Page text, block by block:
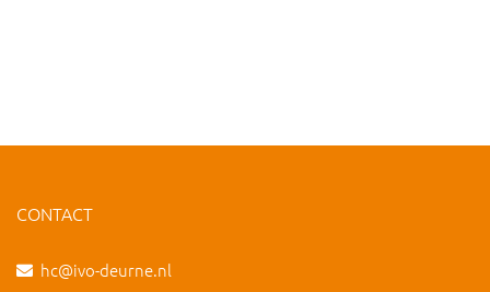
CONTACT
hc@ivo-deurne.nl